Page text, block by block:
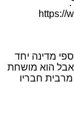
https://
הקולות וגם 6 מיליון כספי מדינה יחד
אבל הוא מושחת
חבריו